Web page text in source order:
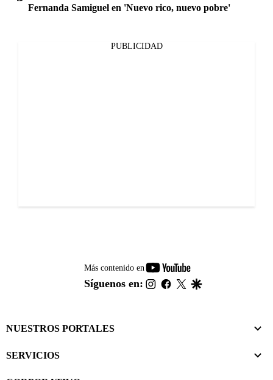
Fernanda Samiguel en 'Nuevo rico, nuevo pobre'
PUBLICIDAD
Más contenido en
youtube-
footer
Síguenos en: instagram
facebook
twitter
NUESTROS PORTALES
SERVICIOS